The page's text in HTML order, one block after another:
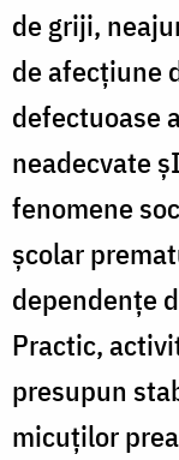
de griji,
de afecțiune
defectuoase
neadecvate
fenomene
școlar
dependențe
Practic,
presupun
micuților